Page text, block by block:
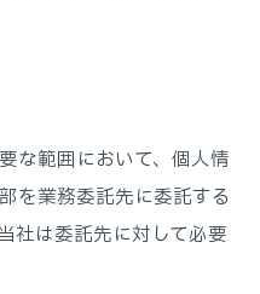
な範囲において、個人情
を業務委託先に委託する
社は委託先に対して必要